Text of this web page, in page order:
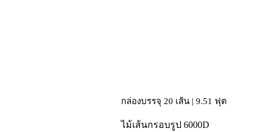
กล่องบรรจุ 20 เส้น | 9.51 ฟุต
ไม้เส้นกรอบรูป 6000D